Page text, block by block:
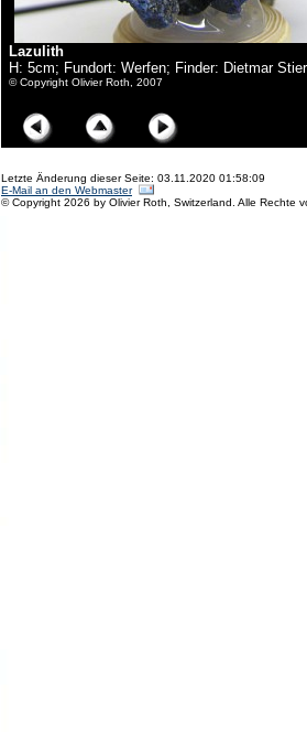
Lazulith
H: 5cm; Fundort: Werfen; Finder: Dietmar
© Copyright Olivier Roth, 2007
Letzte Änderung dieser Seite: 03.11.2020 01:58:09
E-Mail an den Webmaster
© Copyright 2026 by Olivier Roth, Switzerland. Alle Rechte